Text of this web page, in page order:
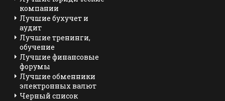
компании
Лучшие бухучет и
аудит
Лучшие тренинги,
обучение
Лучшие финансовые
форумы
Лучшие обменники
электронных валют
Черный список